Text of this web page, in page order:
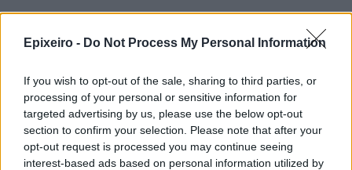
Epixeiro - Do Not Process My Personal Information
If you wish to opt-out of the sale, sharing to third parties, or
processing of your personal or sensitive information for
targeted advertising by us, please use the below opt-out
section to confirm your selection. Please note that after your
opt-out request is processed you may continue seeing
interest-based ads based on personal information utilized by
Ετήσια αύξηση 3,5% στον Εναρμονισμένο
Δείκτη Τιμών Καταναλωτή
Ο ΕνΔΤΚ του μηνός Ιουλίου 2023, σε σύγκριση με
τον αντίστοιχο Δείκτη του Ιουλίου 2022,
παρουσίασε αύξηση 3,5% έναντι αύξησης 11,3%
που σημειώθηκε κατά την αντίστοιχη σύγκριση
του έτους 2022 με το 2021.